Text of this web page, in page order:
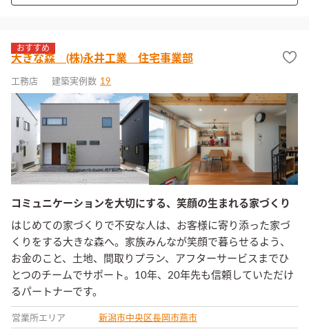
おすすめ
大きな森 (株)永井工業 住宅事業部
工務店 建築実例数 19
コミュニケーションを大切にする、笑顔の生まれる家づくり
はじめての家づくりで不安な人は、お客様に寄り添った家づ
くりをする大きな森へ。家族みんなが笑顔で暮らせるよう、
お金のこと、土地、間取りプラン、アフターサービスまでひ
とつのチームでサポート。10年、20年先も信頼していただけ
るパートナーです。
営業所エリア 新潟市中央区長岡市燕市